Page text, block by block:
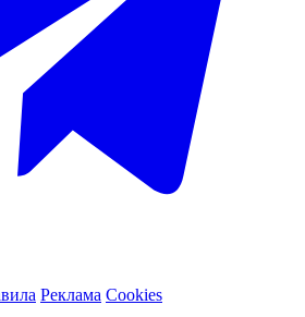
Реклама Cookies